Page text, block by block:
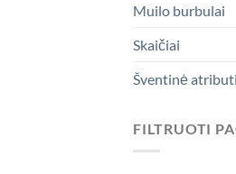
Muilo burbulai
Skaičiai
Šventinė
FILTRUOTI